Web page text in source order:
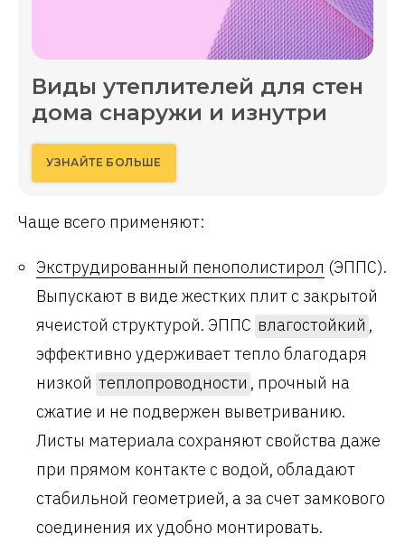
Виды утеплителей для стен
дома снаружи и изнутри
УЗНАЙТЕ БОЛЬШЕ
Чаще всего применяют:
Экструдированный пенополистирол (ЭППС).
Выпускают в виде жестких плит с закрытой
ячеистой структурой. ЭППС влагостойкий ,
эффективно удерживает тепло благодаря
низкой теплопроводности , прочный на
сжатие и не подвержен выветриванию.
Листы материала сохраняют свойства даже
при прямом контакте с водой, обладают
стабильной геометрией, а за счет замкового
соединения их удобно монтировать.